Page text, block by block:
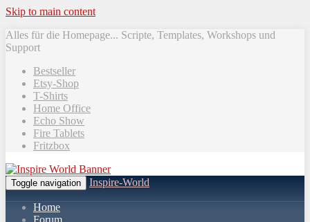
Skip to main content
Alles für die Homepage... Scripte, Templates, Workshops und
Support
Bestseller
Etsy-Shop
T-Shirts
Home Office
Echo Show
Fire Tablets
Fritzbox
Toggle navigation Inspire-World
Home
Forum